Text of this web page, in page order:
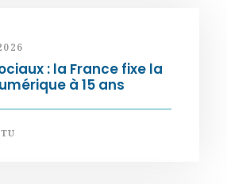
: la France fixe la
à 15 ans